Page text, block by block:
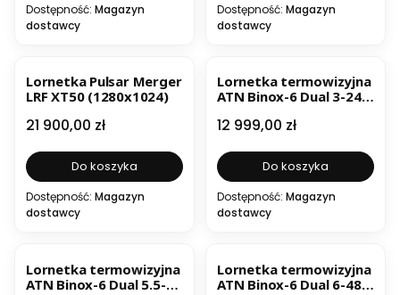
Dostępność: Magazyn
dostawcy
Dostępność: Magazyn
dostawcy
Lornetka Pulsar Merger
LRF XT50 (1280x1024)
Cena
21 900,00 zł
Do koszyka
Dostępność: Magazyn
dostawcy
Lornetka termowizyjna
ATN Binox-6 Dual 3-24x
Cena
12 999,00 zł
Do koszyka
Dostępność: Magazyn
dostawcy
Lornetka termowizyjna
ATN Binox-6 Dual 5.5-
Lornetka termowizyjna
ATN Binox-6 Dual 6-48